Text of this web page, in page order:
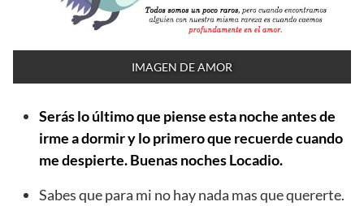
IMAGEN DE AMOR
Serás lo último que piense esta noche antes de
irme a dormir y lo primero que recuerde cuando
me despierte. Buenas noches Locadio.
Sabes que para mi no hay nada mas que quererte.